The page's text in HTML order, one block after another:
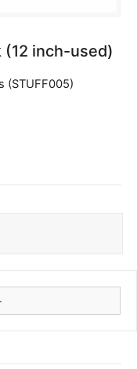
(12 inch-used)
(STUFF005)